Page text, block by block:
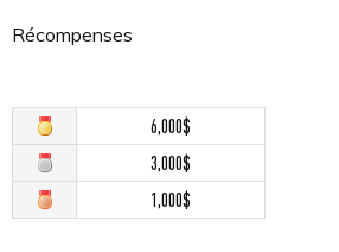
Récompenses
6,000$
3,000$
1,000$